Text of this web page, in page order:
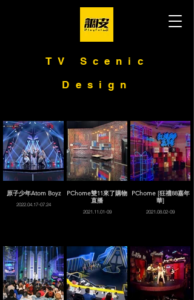
TV Scenic
Design
原子少年Atom Boyz
2022.04.17-07.24
PChome雙11來了購物
直播
2021.11.01-09
PChome [狂禮88嘉年
華]
2021.08.02-09